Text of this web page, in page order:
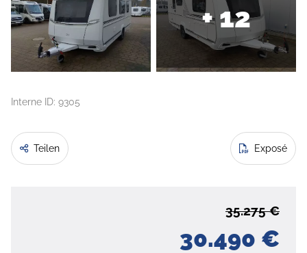
+ 12
Interne ID: 9305
Teilen Exposé
30.490 €
35.275 €